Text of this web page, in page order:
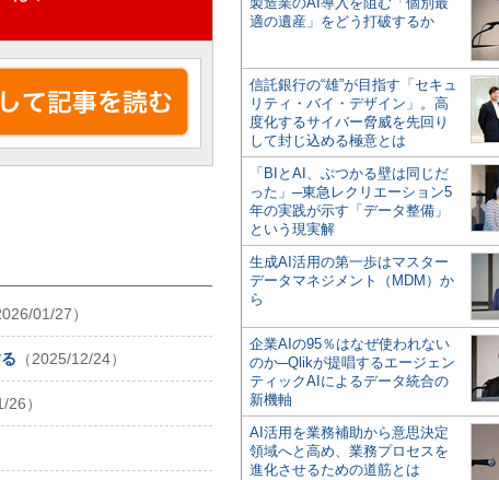
01/27）
（2025/12/24）
26）
適の遺産」をどう打破するか
信託銀行の“雄”が目指す「セキュ
リティ・バイ・デザイン」。高
度化するサイバー脅威を先回り
して封じ込める極意とは
「BIとAI、ぶつかる壁は同じだ
った」─東急レクリエーション5
年の実践が示す「データ整備」
という現実解
生成AI活用の第一歩はマスター
データマネジメント（MDM）か
ら
企業AIの95％はなぜ使われない
のか─Qlikが提唱するエージェン
ティックAIによるデータ統合の
新機軸
AI活用を業務補助から意思決定
領域へと高め、業務プロセスを
進化させるための道筋とは